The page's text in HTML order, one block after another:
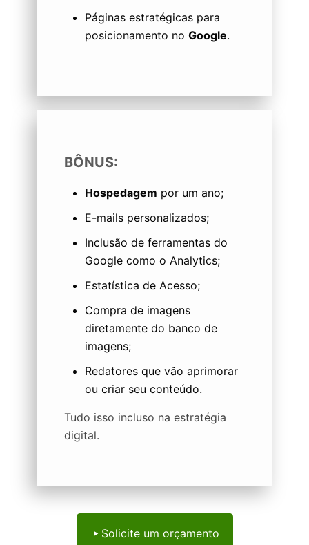
Páginas estratégicas para
posicionamento no Google.
BÔNUS:
Hospedagem por um ano;
E-mails personalizados;
Inclusão de ferramentas do
Google como o Analytics;
Estatística de Acesso;
Compra de imagens
diretamente do banco de
imagens;
Redatores que vão aprimorar
ou criar seu conteúdo.
Tudo isso incluso na estratégia
digital.
Solicite um orçamento